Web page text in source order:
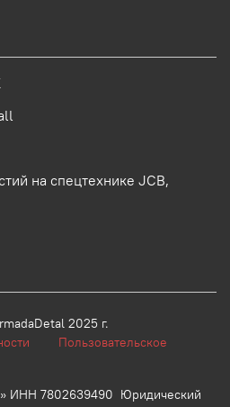
на спецтехнике JCB,
ArmadaDetal 2025 г.
Пользовательское
7802639490 Юридический